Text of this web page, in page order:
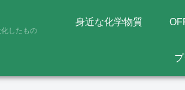
したもの
身近な化学物質